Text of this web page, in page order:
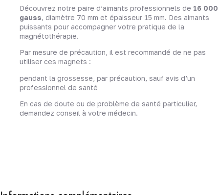
Découvrez notre paire d’aimants professionnels de 16 000
gauss, diamètre 70 mm et épaisseur 15 mm. Des aimants
puissants pour accompagner votre pratique de la
magnétothérapie.
Par mesure de précaution, il est recommandé de ne pas
utiliser ces magnets :
pendant la grossesse, par précaution, sauf avis d’un
professionnel de santé
En cas de doute ou de problème de santé particulier,
demandez conseil à votre médecin.